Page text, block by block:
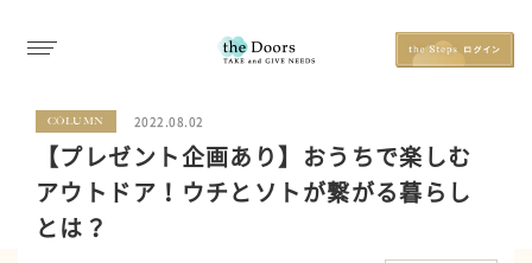
COLUMN 2022.08.02
【プレゼント企画あり】おうちで楽しむ
アウトドア！ウチとソトが繋がる暮らし
とは？